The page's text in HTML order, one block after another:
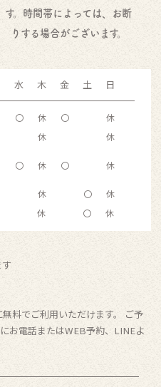
す。時間帯によっては、お断
りする場合がございます。
水 木 金 土 日
〇 休 〇 休
休 休
〇 休 〇 休
休 〇 休
休 〇 休
料でご利用いただけます。 ご予
お電話またはWEB予約、LINEよ